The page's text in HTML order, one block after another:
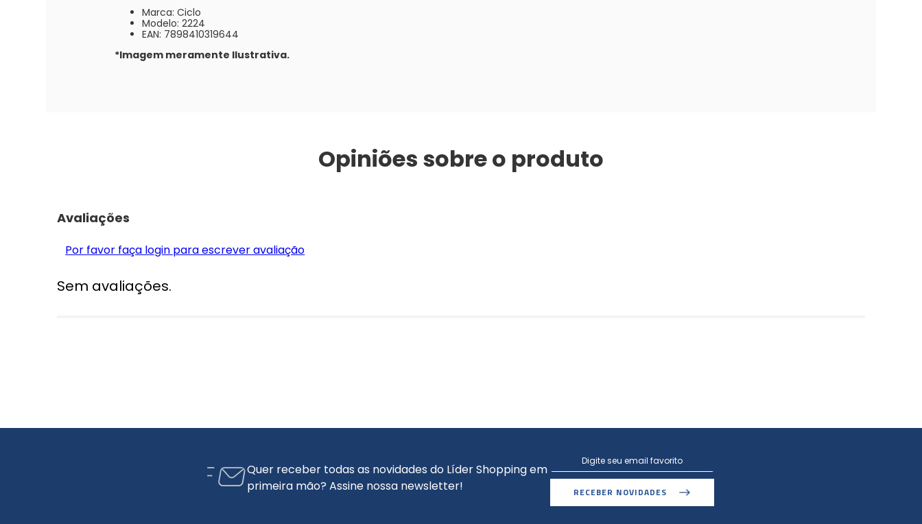
Marca: Ciclo
Modelo: 2224
EAN: 7898410319644
*Imagem meramente Ilustrativa.
Opiniões sobre o produto
Avaliações
Por favor faça login para escrever avaliação
Sem avaliações.
Quer receber todas as novidades do Líder Shopping em
primeira mão? Assine nossa newsletter!
RECEBER NOVIDADES